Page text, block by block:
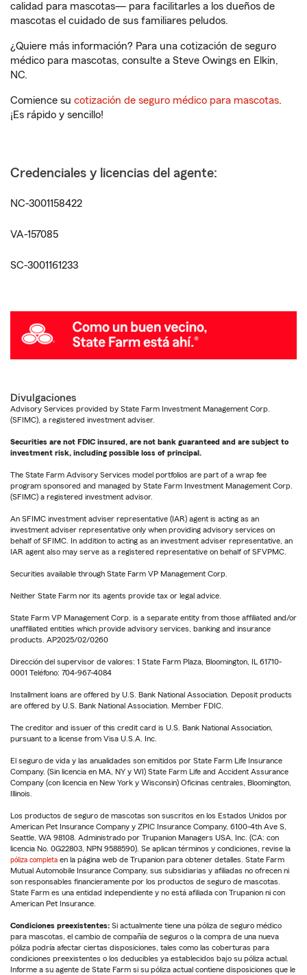
calidad para mascotas— para facilitarles a los dueños de
mascotas el cuidado de sus familiares peludos.
¿Quiere más información? Para una cotización de seguro
médico para mascotas, consulte a Steve Owings en Elkin,
NC.
Comience su cotización de seguro médico para mascotas.
¡Es rápido y sencillo!
Credenciales y licencias del agente:
NC-3001158422
VA-157085
SC-3001161233
Divulgaciones
Advisory Services provided by State Farm Investment Management Corp.
(SFIMC), a registered investment adviser.
Securities are not FDIC insured, are not bank guaranteed and are subject to
investment risk, including possible loss of principal.
The State Farm Advisory Services model portfolios are part of a wrap fee
program sponsored and managed by State Farm Investment Management Corp.
(SFIMC) a registered investment advisor.
An SFIMC investment adviser representative (IAR) agent is acting as an
investment adviser representative only when providing advisory services on
behalf of SFIMC. In addition to acting as an investment adviser representative, an
IAR agent also may serve as a registered representative on behalf of SFVPMC.
Securities available through State Farm VP Management Corp.
Neither State Farm nor its agents provide tax or legal advice.
State Farm VP Management Corp. is a separate entity from those affiliated and/or
unaffiliated entities which provide advisory services, banking and insurance
products. AP2025/02/0260
Dirección del supervisor de valores: 1 State Farm Plaza, Bloomington, IL 61710-
0001 Teléfono: 704-967-4084
Installment loans are offered by U.S. Bank National Association. Deposit products
are offered by U.S. Bank National Association. Member FDIC.
The creditor and issuer of this credit card is U.S. Bank National Association,
pursuant to a license from Visa U.S.A. Inc.
El seguro de vida y las anualidades son emitidos por State Farm Life Insurance
Company. (Sin licencia en MA, NY y WI) State Farm Life and Accident Assurance
Company (con licencia en New York y Wisconsin) Oficinas centrales, Bloomington,
Illinois.
Los productos de seguro de mascotas son suscritos en los Estados Unidos por
American Pet Insurance Company y ZPIC Insurance Company, 6100-4th Ave S,
Seattle, WA 98108. Administrado por Trupanion Managers USA, Inc. (CA: con
licencia No. 0G22803, NPN 9588590). Se aplican términos y condiciones, revise la
póliza completa en la página web de Trupanion para obtener detalles. State Farm
Mutual Automobile Insurance Company, sus subsidiarias y afiliadas no ofrecen ni
son responsables financieramente por los productos de seguro de mascotas.
State Farm es una entidad independiente y no está afiliada con Trupanion ni con
American Pet Insurance.
Condiciones preexistentes: Si actualmente tiene una póliza de seguro médico
para mascotas, el cambio de compañía de seguros o la compra de una nueva
póliza podría afectar ciertas disposiciones, tales como las coberturas para
condiciones preexistentes o los deducibles ya establecidos bajo su póliza actual.
Informe a su agente de State Farm si su póliza actual contiene disposiciones que le